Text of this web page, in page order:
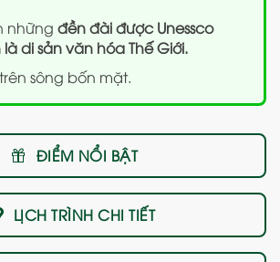
những đền đài được Unessco
di sản văn hóa Thế Giới.
sông bốn mặt.
ĐIỂM NỔI BẬT
LỊCH TRÌNH CHI TIẾT